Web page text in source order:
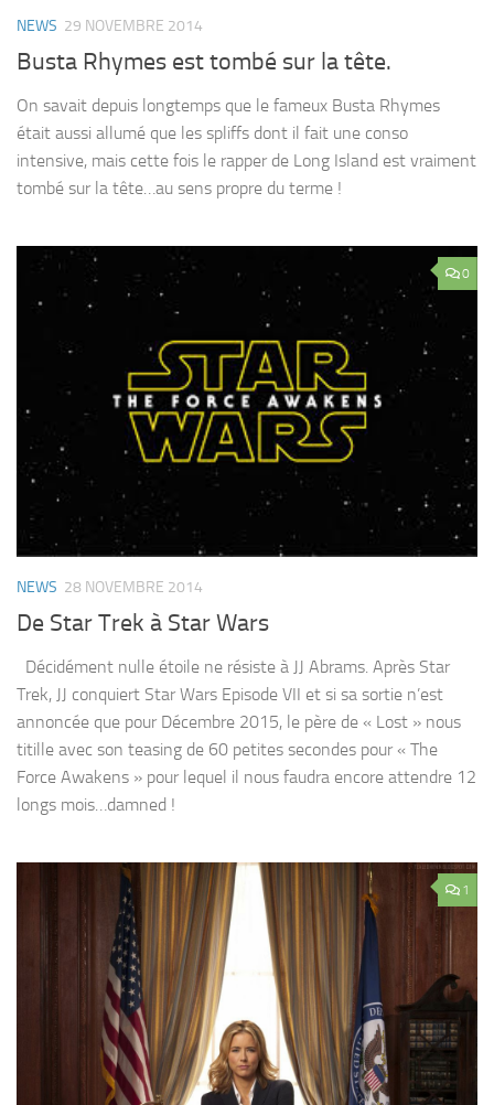
NEWS 29 NOVEMBRE 2014
Busta Rhymes est tombé sur la tête.
On savait depuis longtemps que le fameux Busta Rhymes
était aussi allumé que les spliffs dont il fait une conso
intensive, mais cette fois le rapper de Long Island est vraiment
tombé sur la tête…au sens propre du terme !
0
NEWS 28 NOVEMBRE 2014
De Star Trek à Star Wars
Décidément nulle étoile ne résiste à JJ Abrams. Après Star
Trek, JJ conquiert Star Wars Episode VII et si sa sortie n’est
annoncée que pour Décembre 2015, le père de « Lost » nous
titille avec son teasing de 60 petites secondes pour « The
Force Awakens » pour lequel il nous faudra encore attendre 12
longs mois…damned !
1